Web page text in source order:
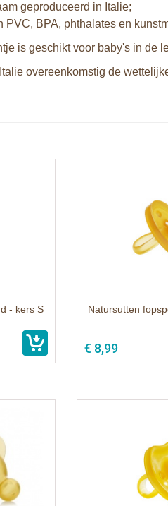
geproduceerd in Italie;
PVC, BPA, phthalates en
is geschikt voor baby's in de
overeenkomstig de
- kers S Natursutten
€ 8,99